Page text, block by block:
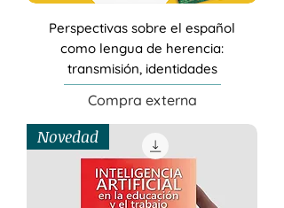
Perspectivas sobre el español
como lengua de herencia:
transmisión, identidades
Compra externa
Novedad